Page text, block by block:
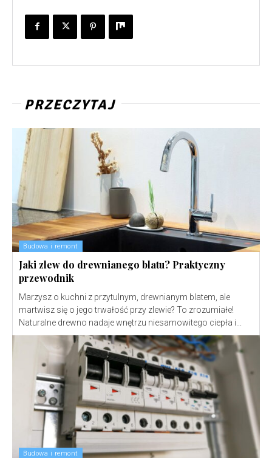
PRZECZYTAJ
Budowa i remont
Jaki zlew do drewnianego blatu? Praktyczny
przewodnik
Marzysz o kuchni z przytulnym, drewnianym blatem, ale
martwisz się o jego trwałość przy zlewie? To zrozumiałe!
Naturalne drewno nadaje wnętrzu niesamowitego ciepła i...
Budowa i remont